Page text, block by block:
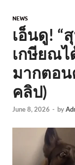
NEWS
เอ็นดู! “
เกษียณไ
มากตอน
คลิป)
June 8, 2026 - by